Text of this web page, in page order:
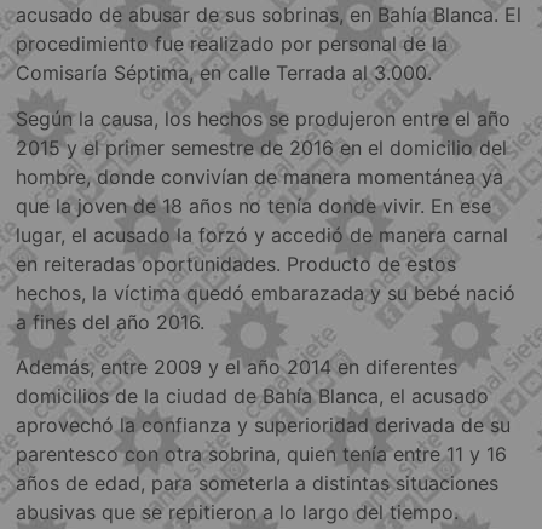
acusado de abusar de sus sobrinas, en Bahía Blanca. El
procedimiento fue realizado por personal de la
Comisaría Séptima, en calle Terrada al 3.000.
Según la causa, los hechos se produjeron entre el año
2015 y el primer semestre de 2016 en el domicilio del
hombre, donde convivían de manera momentánea ya
que la joven de 18 años no tenía donde vivir. En ese
lugar, el acusado la forzó y accedió de manera carnal
en reiteradas oportunidades. Producto de estos
hechos, la víctima quedó embarazada y su bebé nació
a fines del año 2016.
Además, entre 2009 y el año 2014 en diferentes
domicilios de la ciudad de Bahía Blanca, el acusado
aprovechó la confianza y superioridad derivada de su
parentesco con otra sobrina, quien tenía entre 11 y 16
años de edad, para someterla a distintas situaciones
abusivas que se repitieron a lo largo del tiempo.